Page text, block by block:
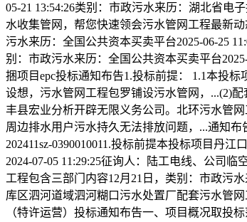
05-21 13:54:26类别：市政污水来历：湖北省电
水收集管网，帮您快速领会污水管网工程最新
污水来历：全国公共资本买卖平台2025-06-25
别：市政污水来历：全国公共资本买卖平台
捆项目epc投标通知布告1.投标前提： 1.1本投
设想，污水管网工程包罗铺设污水管网，...(2)
丰县宏业分析开辟无限义务公司。北环污水管
周边排水用户污水持久无法排放问题，...通知布
202411sz-0390010011.投标前提本投标项目丹
2024-07-05 11:29:25征询人：陆工电线、公司
工程包含三部门内容12月21日，类别：市政污
库区泗河道域泗河糊口污水处置厂配套污水管
（特许运营）投标通知布告一、项目概况取投